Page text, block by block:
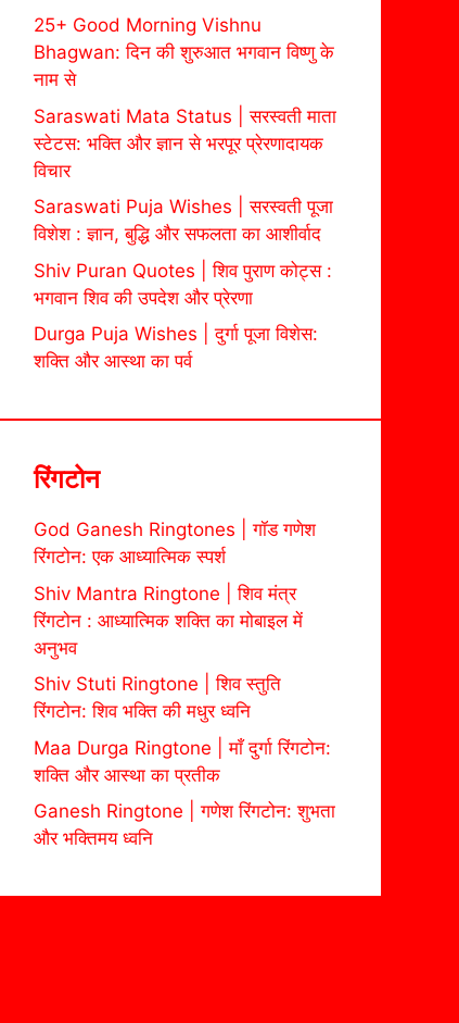
25+ Good Morning Vishnu
Bhagwan: दिन की शुरुआत भगवान विष्णु के
नाम से
Saraswati Mata Status | सरस्वती माता
स्टेटस: भक्ति और ज्ञान से भरपूर प्रेरणादायक
विचार
Saraswati Puja Wishes | सरस्वती पूजा
विशेश : ज्ञान, बुद्धि और सफलता का आशीर्वाद
Shiv Puran Quotes | शिव पुराण कोट्स :
भगवान शिव की उपदेश और प्रेरणा
Durga Puja Wishes | दुर्गा पूजा विशेस:
शक्ति और आस्था का पर्व
रिंगटोन
God Ganesh Ringtones | गॉड गणेश
रिंगटोन: एक आध्यात्मिक स्पर्श
Shiv Mantra Ringtone | शिव मंत्र
रिंगटोन : आध्यात्मिक शक्ति का मोबाइल में
अनुभव
Shiv Stuti Ringtone | शिव स्तुति
रिंगटोन: शिव भक्ति की मधुर ध्वनि
Maa Durga Ringtone | माँ दुर्गा रिंगटोन:
शक्ति और आस्था का प्रतीक
Ganesh Ringtone | गणेश रिंगटोन: शुभता
और भक्तिमय ध्वनि